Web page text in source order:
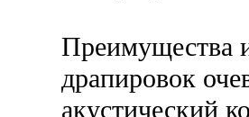
Преимущества
драпировок
акустический